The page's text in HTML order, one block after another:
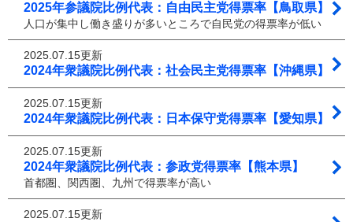
2025年参議院比例代表：自由民主党得票率【鳥取県】
人口が集中し働き盛りが多いところで自民党の得票率が低い
2025.07.15更新
2024年衆議院比例代表：社会民主党得票率【沖縄県】
2025.07.15更新
2024年衆議院比例代表：日本保守党得票率【愛知県】
2025.07.15更新
2024年衆議院比例代表：参政党得票率【熊本県】
首都圏、関西圏、九州で得票率が高い
2025.07.15更新